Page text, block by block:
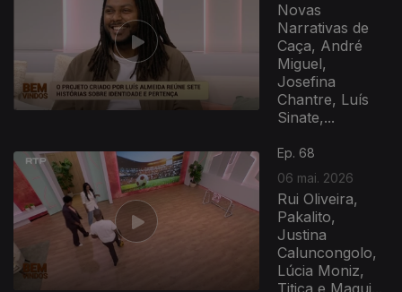
Novas
Narrativas de
Caça, André
Miguel,
Josefina
Chantre, Luís
Sinate,...
Ep. 68
06 mai. 2026
Rui Oliveira,
Pakalito,
Justina
Caluncongolo,
Lúcia Moniz,
Titica e Magui...